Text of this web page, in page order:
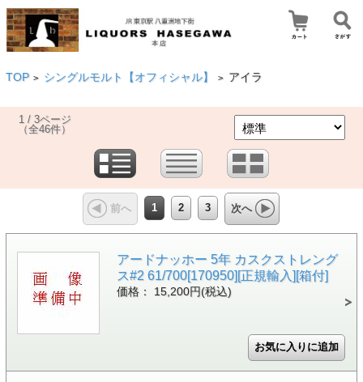
TOP > シングルモルト【オフィシャル】 > アイラ
1 / 3ページ
（全46件）
前へ 1 2 3 次へ
アードナッホー 5年 カスクストレング
ス#2 61/700[170950][正規輸入][箱付]
価格： 15,200円(税込)